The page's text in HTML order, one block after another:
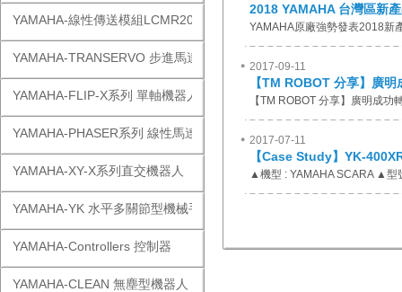
YAMAHA-線性傳送模組LCMR200
YAMAHA-TRANSERVO 步進馬達單軸
YAMAHA-FLIP-X系列 單軸機器人
YAMAHA-PHASER系列 線性馬達
YAMAHA-XY-X系列直交機器人
YAMAHA-YK 水平多關節型機械手
YAMAHA-Controllers 控制器
YAMAHA-CLEAN 無塵型機器人
2018 YAMAHA 台灣區新
YAMAHA原廠強勢發表2018新
2017-09-11
【TM ROBOT 分享】廣
【TM ROBOT 分享】廣明成
2017-07-11
【Case Study】YK-
▲機型 : YAMAHA SCARA ▲型